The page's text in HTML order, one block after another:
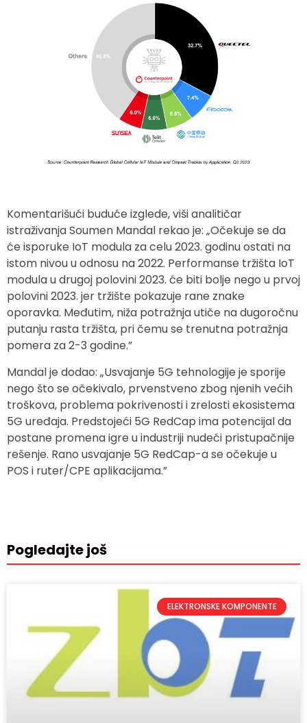
Komentarišući buduće izglede, viši analitičar
istraživanja Soumen Mandal rekao je: „Očekuje se da
će isporuke IoT modula za celu 2023. godinu ostati na
istom nivou u odnosu na 2022. Performanse tržišta IoT
modula u drugoj polovini 2023. će biti bolje nego u prvoj
polovini 2023. jer tržište pokazuje rane znake
oporavka. Međutim, niža potražnja utiče na dugoročnu
putanju rasta tržišta, pri čemu se trenutna potražnja
pomera za 2-3 godine.”
Mandal je dodao: „Usvajanje 5G tehnologije je sporije
nego što se očekivalo, prvenstveno zbog njenih većih
troškova, problema pokrivenosti i zrelosti ekosistema
5G uređaja. Predstojeći 5G RedCap ima potencijal da
postane promena igre u industriji nudeći pristupačnije
rešenje. Rano usvajanje 5G RedCap-a se očekuje u
POS i ruter/CPE aplikacijama.”
Pogledajte još
ELEKTRONSKE KOMPONENTE